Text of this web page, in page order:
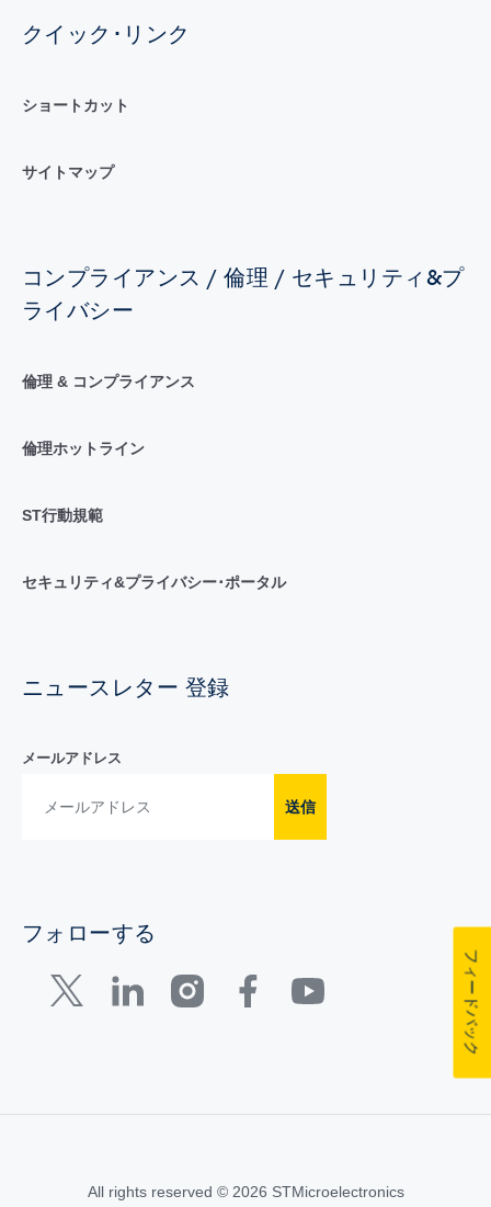
クイック･リンク
ショートカット
サイトマップ
コンプライアンス / 倫理 / セキュリティ&プ
ライバシー
倫理 & コンプライアンス
倫理ホットライン
ST行動規範
セキュリティ&プライバシー･ポータル
ニュースレター 登録
メールアドレス
送信
フォローする
All rights reserved © 2026 STMicroelectronics
フィードバック